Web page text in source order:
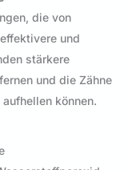
die von
und
stärkere
und die Zähne
können.